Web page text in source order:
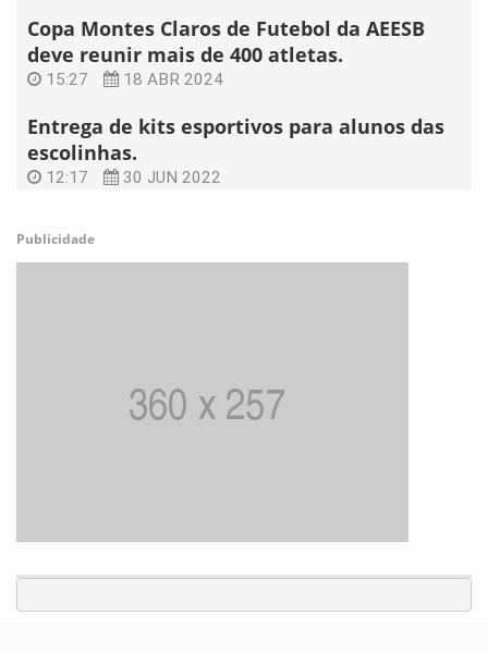
Copa Montes Claros de Futebol da AEESB
deve reunir mais de 400 atletas.
15:27 18 ABR 2024
Entrega de kits esportivos para alunos das
escolinhas.
12:17 30 JUN 2022
Publicidade